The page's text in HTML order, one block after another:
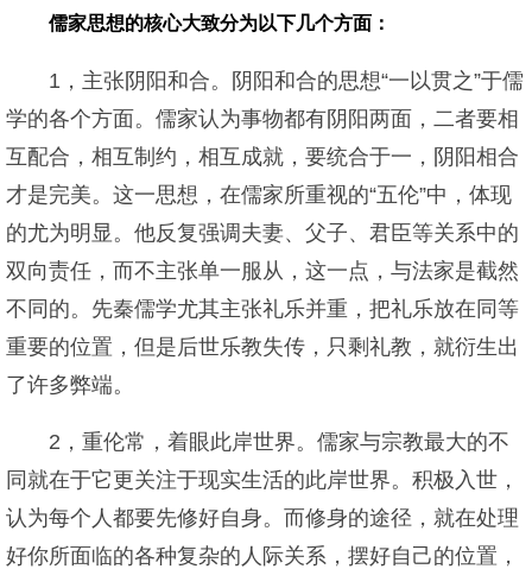
儒家思想的核心大致分为以下几个方面：
1，主张阴阳和合。阴阳和合的思想“一以贯之”于儒
学的各个方面。儒家认为事物都有阴阳两面，二者要相
互配合，相互制约，相互成就，要统合于一，阴阳相合
才是完美。这一思想，在儒家所重视的“五伦”中，体现
的尤为明显。他反复强调夫妻、父子、君臣等关系中的
双向责任，而不主张单一服从，这一点，与法家是截然
不同的。先秦儒学尤其主张礼乐并重，把礼乐放在同等
重要的位置，但是后世乐教失传，只剩礼教，就衍生出
了许多弊端。
2，重伦常，着眼此岸世界。儒家与宗教最大的不
同就在于它更关注于现实生活的此岸世界。积极入世，
认为每个人都要先修好自身。而修身的途径，就在处理
好你所面临的各种复杂的人际关系，摆好自己的位置，